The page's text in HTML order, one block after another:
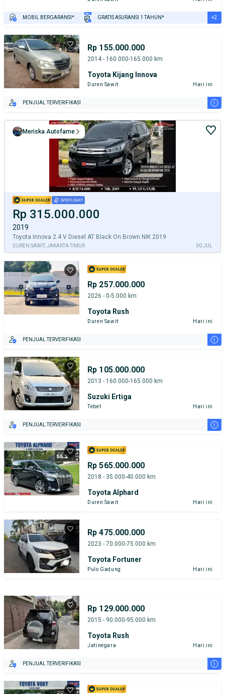
MOBIL BERGARANSI* GRATIS ASURANSI 1 TAHUN* +2
Rp 155.000.000
2014 - 160.000-165.000 km
Toyota Kijang Innova
Duren Sawit Hari ini
PENJUAL TERVERIFIKASI i
Rp 315.000.000
2019
Toyota Innova 2.4 V Diesel AT Black On Brown NIK 2019
DUREN SAWIT, JAKARTA TIMUR 30 JUL
Meriska Autofame
Rp 257.000.000
2026 - 0-5.000 km
Toyota Rush
Duren Sawit Hari ini
PENJUAL TERVERIFIKASI i
Rp 105.000.000
2013 - 160.000-165.000 km
Suzuki Ertiga
Tebet Hari ini
PENJUAL TERVERIFIKASI i
Rp 565.000.000
2018 - 35.000-40.000 km
Toyota Alphard
Duren Sawit Hari ini
Rp 475.000.000
2023 - 70.000-75.000 km
Toyota Fortuner
Pulo Gadung Hari ini
Rp 129.000.000
2015 - 90.000-95.000 km
Toyota Rush
Jatinegara Hari ini
PENJUAL TERVERIFIKASI i